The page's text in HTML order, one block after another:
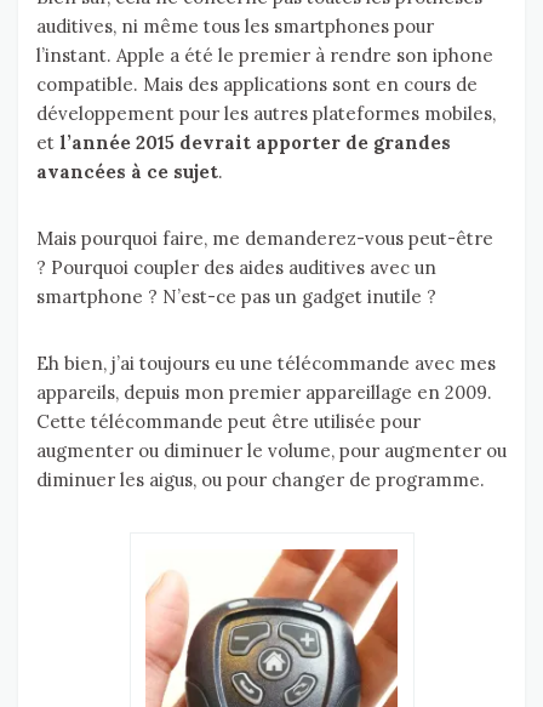
auditives, ni même tous les smartphones pour
l’instant. Apple a été le premier à rendre son iphone
compatible. Mais des applications sont en cours de
développement pour les autres plateformes mobiles,
et l’année 2015 devrait apporter de grandes
avancées à ce sujet.
Mais pourquoi faire, me demanderez-vous peut-être
? Pourquoi coupler des aides auditives avec un
smartphone ? N’est-ce pas un gadget inutile ?
Eh bien, j’ai toujours eu une télécommande avec mes
appareils, depuis mon premier appareillage en 2009.
Cette télécommande peut être utilisée pour
augmenter ou diminuer le volume, pour augmenter ou
diminuer les aigus, ou pour changer de programme.